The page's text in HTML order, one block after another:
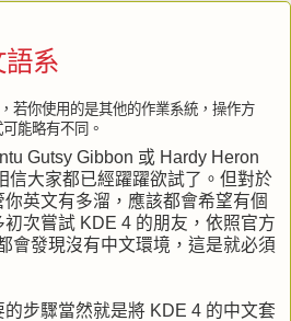
系
若你使用的是其他的作業系統，操作方
可能略有不同。
Gutsy Gibbon 或 Hardy Heron
信大家都已經躍躍欲試了。但對於
英文有多溜，應該都會希望有個
次嘗試 KDE 4 的朋友，依照官方
會發現沒有中文環境，這是就必須
步驟當然就是將 KDE 4 的中文套